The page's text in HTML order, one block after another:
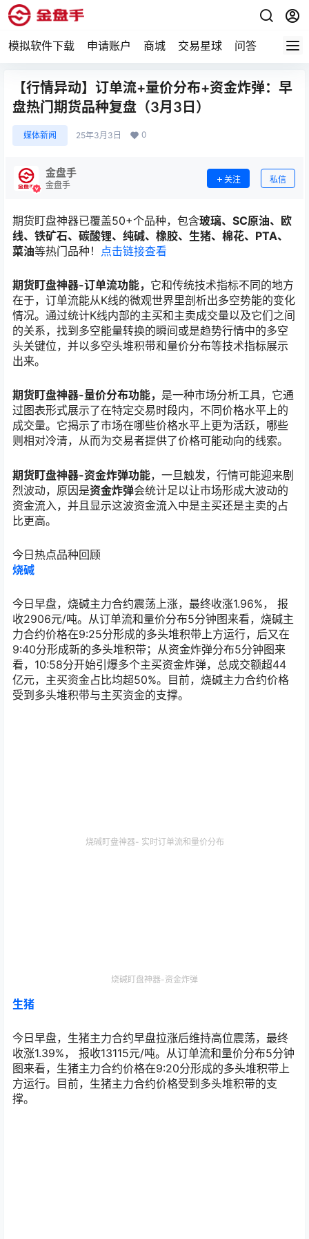
模拟软件下载 申请账户 商城 交易星球 问答 专题
【行情异动】订单流+量价分布+资金炸弹：早
盘热门期货品种复盘（3月3日）
媒体新闻 25年3月3日 0
金盘手
金盘手
关注 私信
期货盯盘神器已覆盖50+个品种，包含玻璃、SC原油、欧
线、铁矿石、碳酸锂、纯碱、橡胶、生猪、棉花、PTA、
菜油等热门品种！ 点击链接查看
期货盯盘神器-订单流功能， 它和传统技术指标不同的地方
在于，订单流能从K线的微观世界里剖析出多空势能的变化
情况。通过统计K线内部的主买和主卖成交量以及它们之间
的关系，找到多空能量转换的瞬间或是趋势行情中的多空
头关键位，并以多空头堆积带和量价分布等技术指标展示
出来。
期货盯盘神器-量价分布功能， 是一种市场分析工具，它通
过图表形式展示了在特定交易时段内，不同价格水平上的
成交量。它揭示了市场在哪些价格水平上更为活跃，哪些
则相对冷清，从而为交易者提供了价格可能动向的线索。
期货盯盘神器-资金炸弹功能，一旦触发，行情可能迎来剧
烈波动，原因是资金炸弹会统计足以让市场形成大波动的
资金流入，并且显示这波资金流入中是主买还是主卖的占
比更高。
今日热点品种回顾
烧碱
今日早盘，烧碱主力合约震荡上涨，最终收涨1.96%， 报
收2906元/吨。从订单流和量价分布5分钟图来看，烧碱主
力合约价格在9:25分形成的多头堆积带上方运行，后又在
9:40分形成新的多头堆积带；从资金炸弹分布5分钟图来
看，10:58分开始引爆多个主买资金炸弹，总成交额超44
亿元，主买资金占比均超50%。目前，烧碱主力合约价格
受到多头堆积带与主买资金的支撑。
烧碱盯盘神器- 实时订单流和量价分布
烧碱盯盘神器-资金炸弹
生猪
今日早盘，生猪主力合约早盘拉涨后维持高位震荡，最终
收涨1.39%， 报收13115元/吨。从订单流和量价分布5分钟
图来看，生猪主力合约价格在9:20分形成的多头堆积带上
方运行。目前，生猪主力合约价格受到多头堆积带的支
撑。